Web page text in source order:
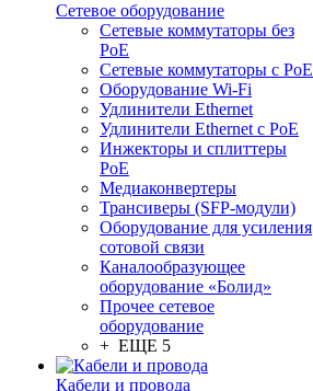
Сетевое оборудование
Сетевые коммутаторы без
PoE
Сетевые коммутаторы с PoE
Оборудование Wi-Fi
Удлинители Ethernet
Удлинители Ethernet с PoE
Инжекторы и сплиттеры
PoE
Медиаконвертеры
Трансиверы (SFP-модули)
Оборудование для усиления
сотовой связи
Каналообразующее
оборудование «Болид»
Прочее сетевое
оборудование
+ ЕЩЕ 5
Кабели и провода